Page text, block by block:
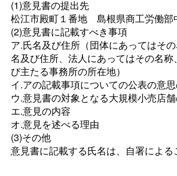
(1)意見書の提出先
松江市殿町１番地 島根県商工労働部
(2)意見書に記載すべき事項
ア.氏名及び住所（団体にあってはそ
名及び住所、法人にあってはその名称
び主たる事務所の所在地）
イ.アの記載事項についての公表の意
ウ.意見書の対象となる大規模小売店
エ.意見の内容
オ.意見を述べる理由
(3)その他
意見書に記載する氏名は、自署による